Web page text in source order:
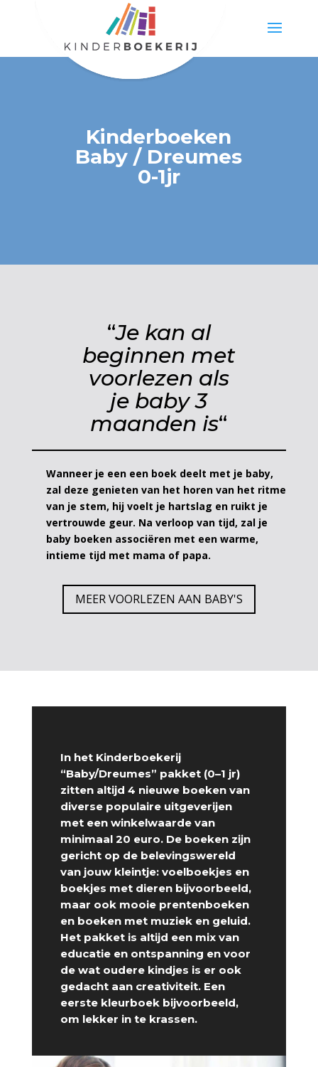
Kinderboeken
Baby / Dreumes
0-1jr
“Je kan al
beginnen met
voorlezen als
je baby 3
maanden is“
Wanneer je een een boek deelt met je baby,
zal deze genieten van het horen van het ritme
van je stem, hij voelt je hartslag en ruikt je
vertrouwde geur. Na verloop van tijd, zal je
baby boeken associëren met een warme,
intieme tijd met mama of papa.
MEER VOORLEZEN AAN BABY'S
In het Kinderboekerij
“Baby/Dreumes” pakket (0–1 jr)
zitten altijd 4 nieuwe boeken van
diverse populaire uitgeverijen
met een winkelwaarde van
minimaal 20 euro. De boeken zijn
gericht op de belevingswereld
van jouw kleintje: voelboekjes en
boekjes met dieren bijvoorbeeld,
maar ook mooie prentenboeken
en boeken met muziek en geluid.
Het pakket is altijd een mix van
educatie en ontspanning en voor
de wat oudere kindjes is er ook
gedacht aan creativiteit. Een
eerste kleurboek bijvoorbeeld,
om lekker in te krassen.